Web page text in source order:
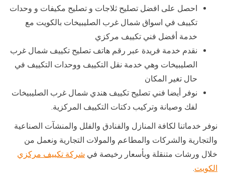
احصل على افضل تصليح ثلاجات و تصليح مكيفات و وحدات
تكييف في اسواق شمال غرب الصليبيخات بالكويت مع
خدمة أفضل فني تكييف مركزي
نقدم خدمة فريدة عبر رقم هاتف تصليح تكييف شمال غرب
الصليبيخات وهي خدمة نقل التكييف ووحدات التكييف في
حال تغير المكان
نوفر أيضا فني تصليح تكييف هندي شمال غرب الصليبيخات
لفك وصيانة وتركيب دكتات التكييف المركزية.
نوفر خدماتنا لكافة المنازل والفنادق والفلل والمنشآت الصناعية
والتجارية والشركات والمطاعم والمولات التجارية ونعمل من
خلال ورشات متنقلة وبأسعار رخيصة في شركة تكييف مركزي
الكويت.